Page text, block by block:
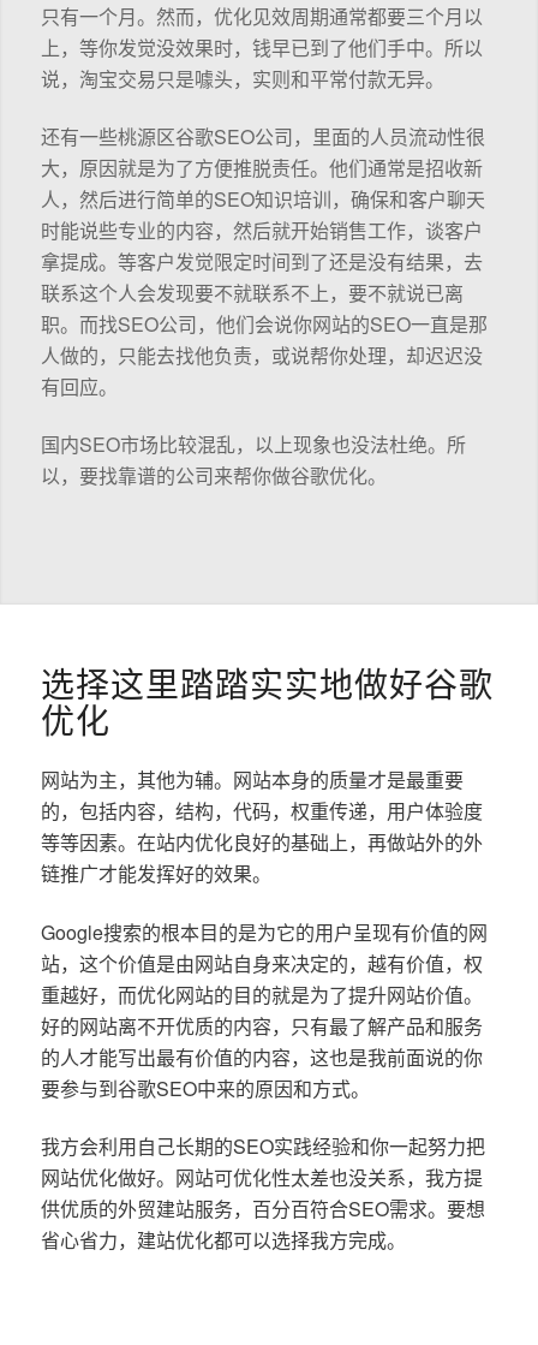
只有一个月。然而，优化见效周期通常都要三个月以
上，等你发觉没效果时，钱早已到了他们手中。所以
说，淘宝交易只是噱头，实则和平常付款无异。
还有一些桃源区谷歌SEO公司，里面的人员流动性很
大，原因就是为了方便推脱责任。他们通常是招收新
人，然后进行简单的SEO知识培训，确保和客户聊天
时能说些专业的内容，然后就开始销售工作，谈客户
拿提成。等客户发觉限定时间到了还是没有结果，去
联系这个人会发现要不就联系不上，要不就说已离
职。而找SEO公司，他们会说你网站的SEO一直是那
人做的，只能去找他负责，或说帮你处理，却迟迟没
有回应。
国内SEO市场比较混乱，以上现象也没法杜绝。所
以，要找靠谱的公司来帮你做谷歌优化。
选择这里踏踏实实地做好谷歌
优化
网站为主，其他为辅。网站本身的质量才是最重要
的，包括内容，结构，代码，权重传递，用户体验度
等等因素。在站内优化良好的基础上，再做站外的外
链推广才能发挥好的效果。
Google搜索的根本目的是为它的用户呈现有价值的网
站，这个价值是由网站自身来决定的，越有价值，权
重越好，而优化网站的目的就是为了提升网站价值。
好的网站离不开优质的内容，只有最了解产品和服务
的人才能写出最有价值的内容，这也是我前面说的你
要参与到谷歌SEO中来的原因和方式。
我方会利用自己长期的SEO实践经验和你一起努力把
网站优化做好。网站可优化性太差也没关系，我方提
供优质的外贸建站服务，百分百符合SEO需求。要想
省心省力，建站优化都可以选择我方完成。